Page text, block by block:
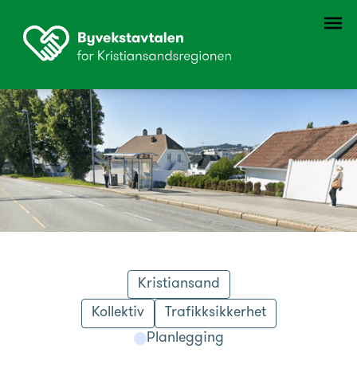
Kristiansand
Kollektiv
Trafikksikkerhet
Planlegging